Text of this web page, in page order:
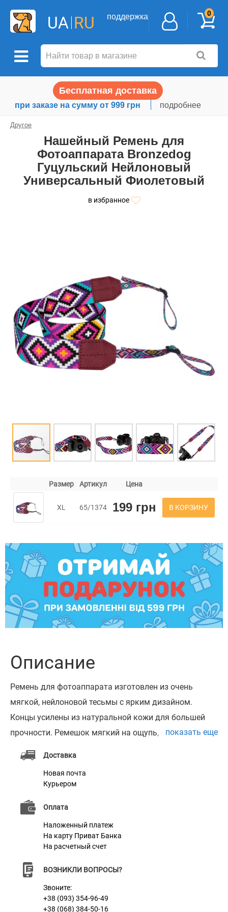
UA RU поддержка 0
Бесплатная доставка
при заказе на сумму от 999 грн подробнее
Другое
Нашейный Ремень для
Фотоаппарата Bronzedog
Гуцульский Нейлоновый
Универсальный Фиолетовый
в избранное
Размер Артикул Цена
XL 65/1374 199 грн В КОРЗИНУ
Доставка
Новая почта
Курьером
Оплата
Наложенный платеж
На карту Приват Банка
На расчетный счет
ВОЗНИКЛИ ВОПРОСЫ?
Звоните:
+38 (093) 354-96-49
+38 (068) 384-50-16
Описание
Ремень для фотоаппарата изготовлен из очень
мягкой, нейлоновой тесьмы с ярким дизайном.
Концы усилены из натуральной кожи для большей
прочности. Ремешок мягкий на ощупь, не вызывает
дискомфорта или раздражения кожи. Яркие цвета
не выгорают на солнце и останутся яркими даже
после нескольких стирок.
с DSLR / SLR и винтажными камерами, такими как
Canon, Nikon, Sony, Fujifilm и многими другими
цифровыми камерами. Также может использоваться
Характеристики
показать еще